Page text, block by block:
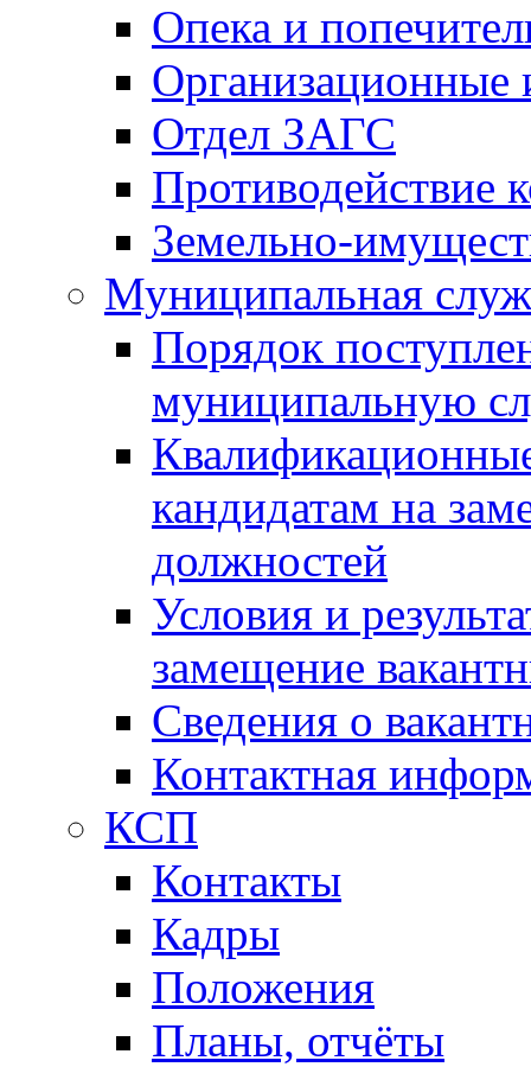
Опека и
Отдел ЗАГС
Противодействие
Земельно-
Муниципальная
Порядок
муниципальную
кандидатам на
должностей
Условия и
замещение
Сведения о
Контактная
КСП
Контакты
Кадры
Положения
Планы, отчёты